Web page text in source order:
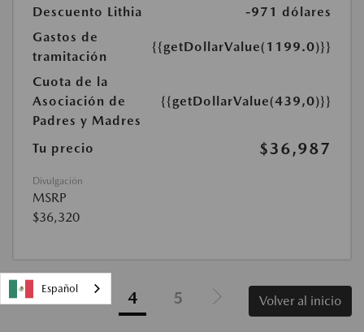
Descuento Lithia
-971 dólares
Gastos de
tramitación
{{getDollarValue(1199.0)}}
Cuota de la
Asociación de
Padres y Madres
{{getDollarValue(439,0)}}
Tu precio $36,987
Divulgación
MSRP
$36,320
4 5 Volver al inicio
Español